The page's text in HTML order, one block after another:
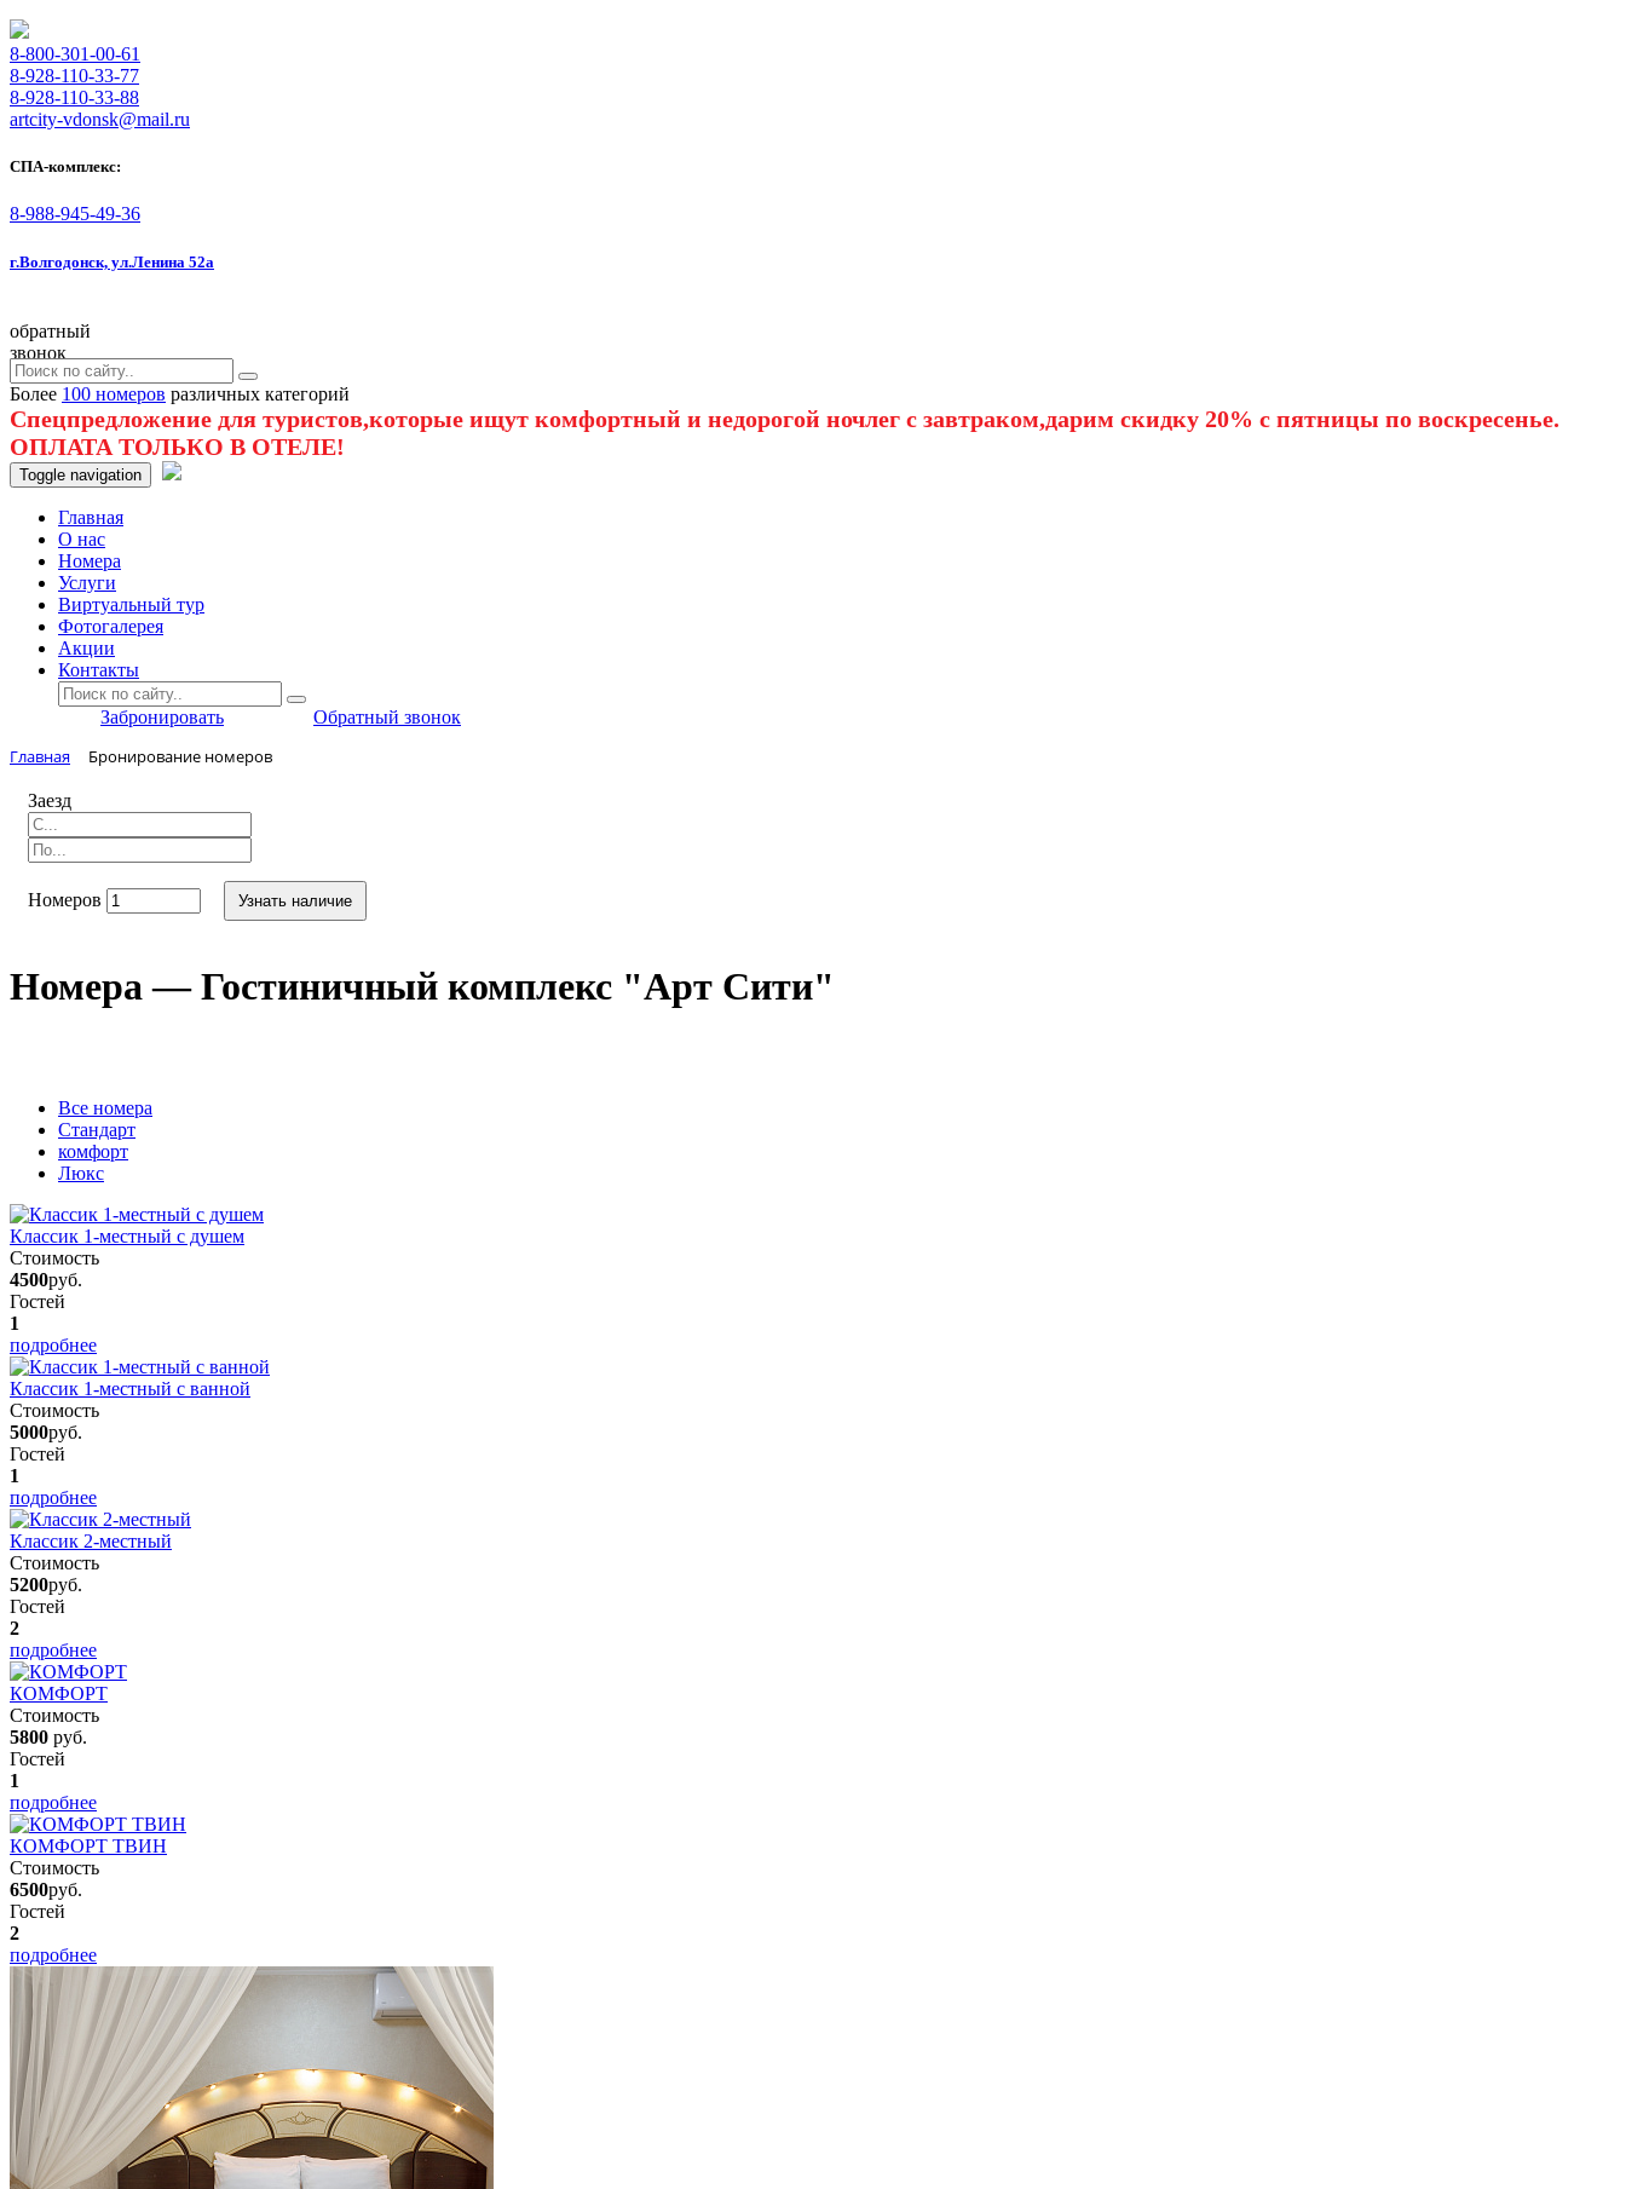
8-800-301-00-61
8-928-110-33-77
8-928-110-33-88
artcity-vdonsk@mail.ru
СПА-комплекс:
8-988-945-49-36
г.Волгодонск, ул.Ленина 52а
обратный
звонок
Более 100 номеров различных категорий
Спецпредложение для туристов,которые ищут комфортный и недорогой ночлег с завтраком,дарим скидку 20% с пятницы по воскресенье.
ОПЛАТА ТОЛЬКО В ОТЕЛЕ!
Toggle navigation
Главная
O нас
Номера
Услуги
Виртуальный тур
Фотогалерея
Акции
Контакты
Забронировать Обратный звонок
Главная Бронирование номеров
Заезд
Номеров Узнать наличие
Номера — Гостиничный комплекс "Арт Сити"
Вcе номера
Стандарт
комфорт
Люкс
Классик 1-местный с душем
Стоимость
4500руб.
Гостей
1
подробнее
Классик 1-местный с ванной
Стоимость
5000руб.
Гостей
1
подробнее
Классик 2-местный
Стоимость
5200руб.
Гостей
2
подробнее
КОМФОРТ
Стоимость
5800 руб.
Гостей
1
подробнее
КОМФОРТ ТВИН
Стоимость
6500руб.
Гостей
2
подробнее